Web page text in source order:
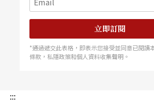
立即訂閱
*通過遞交此表格，即表示您接受並同意已閱讀
條款，私隱政策和個人資料收集聲明。
:::